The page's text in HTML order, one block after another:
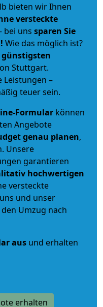
bieten wir Ihnen
versteckte
bei uns sparen Sie
Wie das möglich ist?
Stuttgart.
–
teuer sein.
Formular können
Angebote
genau planen,
Unsere
garantieren
hochwertigen
versteckte
und unser
Umzug nach
aus und erhalten
erhalten